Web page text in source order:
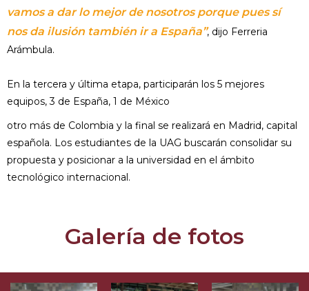
vamos a dar lo mejor de nosotros porque pues sí
nos da ilusión también ir a España”, dijo Ferreria
Arámbula.
En la tercera y última etapa, participarán los 5 mejores
equipos, 3 de España, 1 de México
otro más de Colombia y la final se realizará en Madrid, capital
española. Los estudiantes de la UAG buscarán consolidar su
propuesta y posicionar a la universidad en el ámbito
tecnológico internacional.
Galería de fotos